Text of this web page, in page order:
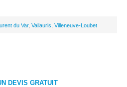
du Var, Vallauris Villeneuve-Loubet
DEVIS GRATUIT